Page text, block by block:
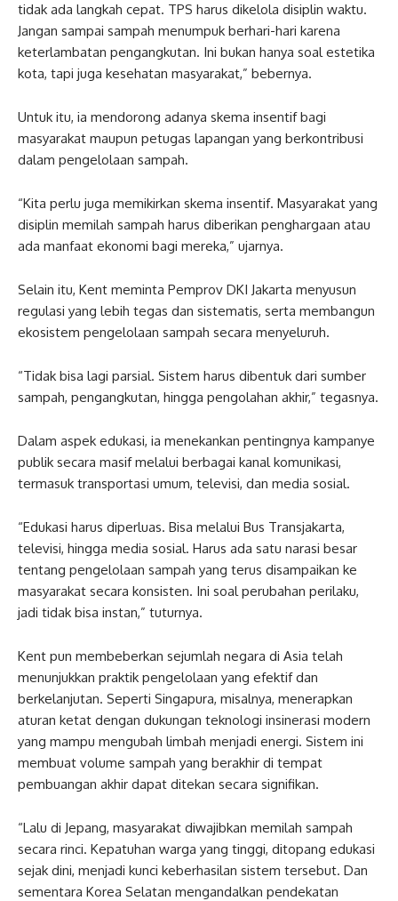
tidak ada langkah cepat. TPS harus dikelola disiplin waktu.
Jangan sampai sampah menumpuk berhari-hari karena
keterlambatan pengangkutan. Ini bukan hanya soal estetika
kota, tapi juga kesehatan masyarakat,” bebernya.
Untuk itu, ia mendorong adanya skema insentif bagi
masyarakat maupun petugas lapangan yang berkontribusi
dalam pengelolaan sampah.
“Kita perlu juga memikirkan skema insentif. Masyarakat yang
disiplin memilah sampah harus diberikan penghargaan atau
ada manfaat ekonomi bagi mereka,” ujarnya.
Selain itu, Kent meminta Pemprov DKI Jakarta menyusun
regulasi yang lebih tegas dan sistematis, serta membangun
ekosistem pengelolaan sampah secara menyeluruh.
“Tidak bisa lagi parsial. Sistem harus dibentuk dari sumber
sampah, pengangkutan, hingga pengolahan akhir,” tegasnya.
Dalam aspek edukasi, ia menekankan pentingnya kampanye
publik secara masif melalui berbagai kanal komunikasi,
termasuk transportasi umum, televisi, dan media sosial.
“Edukasi harus diperluas. Bisa melalui Bus Transjakarta,
televisi, hingga media sosial. Harus ada satu narasi besar
tentang pengelolaan sampah yang terus disampaikan ke
masyarakat secara konsisten. Ini soal perubahan perilaku,
jadi tidak bisa instan,” tuturnya.
Kent pun membeberkan sejumlah negara di Asia telah
menunjukkan praktik pengelolaan yang efektif dan
berkelanjutan. Seperti Singapura, misalnya, menerapkan
aturan ketat dengan dukungan teknologi insinerasi modern
yang mampu mengubah limbah menjadi energi. Sistem ini
membuat volume sampah yang berakhir di tempat
pembuangan akhir dapat ditekan secara signifikan.
“Lalu di Jepang, masyarakat diwajibkan memilah sampah
secara rinci. Kepatuhan warga yang tinggi, ditopang edukasi
sejak dini, menjadi kunci keberhasilan sistem tersebut. Dan
sementara Korea Selatan mengandalkan pendekatan